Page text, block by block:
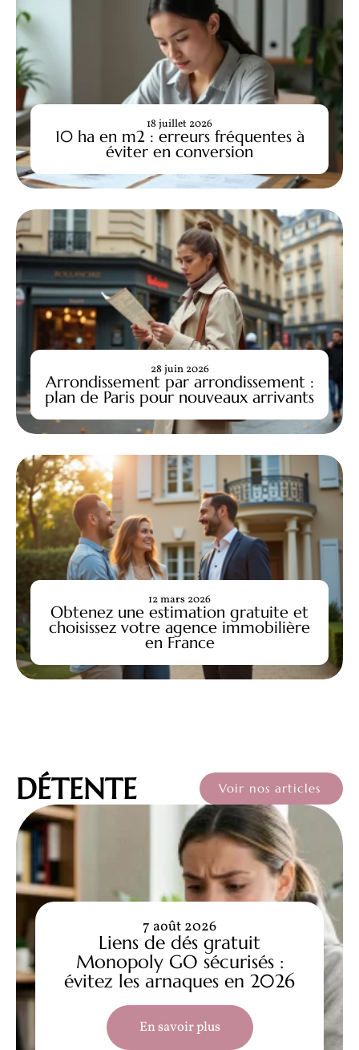
10 ha en m2 : erreurs fréquentes à
éviter en conversion
18 juillet 2026
Arrondissement par arrondissement :
plan de Paris pour nouveaux arrivants
28 juin 2026
Obtenez une estimation gratuite et
choisissez votre agence immobilière
en France
12 mars 2026
DÉTENTE Voir nos articles
Liens de dés gratuit
Monopoly GO sécurisés :
évitez les arnaques en 2026
7 août 2026
En savoir plus